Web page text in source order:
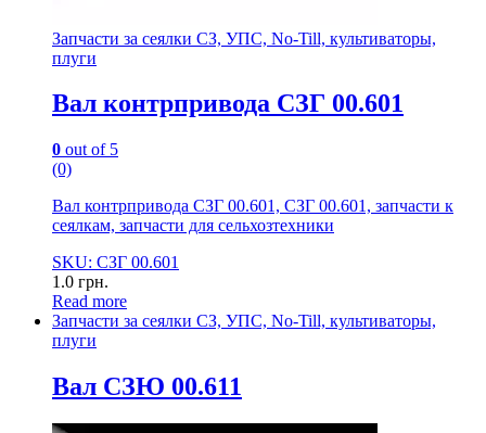
Запчасти за сеялки СЗ, УПС, No-Till, культиваторы,
плуги
Вал контрпривода СЗГ 00.601
0 out of 5
(0)
Вал контрпривода СЗГ 00.601, СЗГ 00.601, запчасти к
сеялкам, запчасти для сельхозтехники
SKU: СЗГ 00.601
1.0 грн.
Read more
Запчасти за сеялки СЗ, УПС, No-Till, культиваторы,
плуги
Вал СЗЮ 00.611